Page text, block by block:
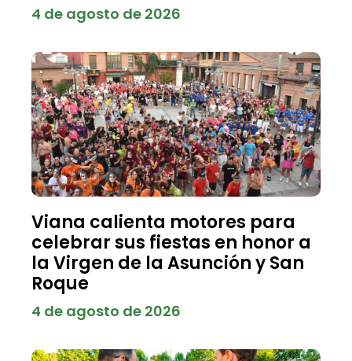
4 de agosto de 2026
Viana calienta motores para
celebrar sus fiestas en honor a
la Virgen de la Asunción y San
Roque
4 de agosto de 2026